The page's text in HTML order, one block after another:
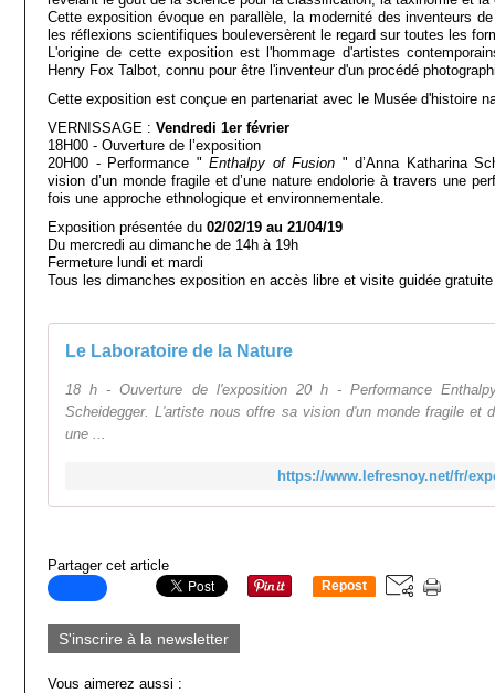
Cette exposition évoque en parallèle, la modernité des inventeurs
les réflexions scientifiques bouleversèrent le regard sur toutes les
L'origine de cette exposition est l'hommage d'artistes
Henry Fox Talbot, connu pour être l'inventeur d'un procédé
Cette exposition est conçue en partenariat avec le Musée d'histoire
VERNISSAGE : Vendredi 1er février
18H00 - Ouverture de l’exposition
20H00 - Performance " Enthalpy of Fusion " d’Anna Katharina
vision d’un monde fragile et d’une nature endolorie à travers une
fois une approche ethnologique et environnementale.
Exposition présentée du 02/02/19 au 21/04/19
Du mercredi au dimanche de 14h à 19h
Fermeture lundi et mardi
Tous les dimanches exposition en accès libre et visite guidée
Le Laboratoire de la Nature
18 h - Ouverture de l'exposition 20 h - Performance
Scheidegger. L'artiste nous offre sa vision d'un monde fragile et
une ...
https://www.lefresnoy.net/fr/
Partager cet article
Repost
S'inscrire à la newsletter
Vous aimerez aussi :